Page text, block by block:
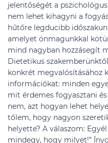
jelentőségét a
nem lehet kihagyni a
hűtőre legducibb
amelyet önmagunkkal
mind nagyban hozzásegít
Dietetikus
konkrét megvalósításához
információkat: minden
mit érdemes fogyasztani
nem, azt hogyan lehet
tőlem, hogy nagyon
helyette? A válaszom:
mindegy, hogy milyet!”